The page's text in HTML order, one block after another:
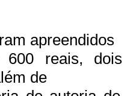
apreendidos
600 reais,
de